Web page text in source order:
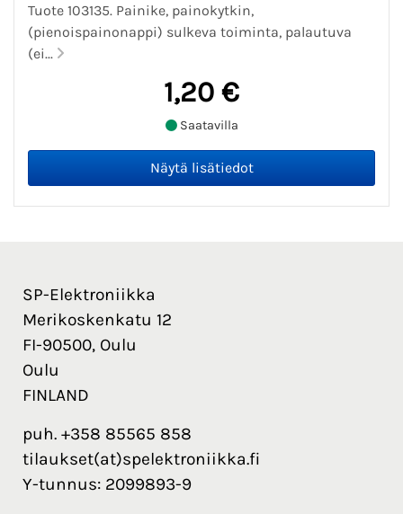
Tuote 103135. Painike, painokytkin,
(pienoispainonappi) sulkeva toiminta, palautuva
(ei...
1,20 €
Saatavilla
SP-Elektroniikka
Merikoskenkatu 12
FI-90500, Oulu
Oulu
FINLAND
puh. +358 85565 858
tilaukset(at)spelektroniikka.fi
Y-tunnus: 2099893-9